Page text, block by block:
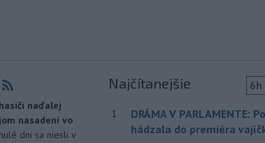
naďalej
nasadení vo
dni sa niesli v
Najčítanejšie 6h
1
DRÁMA V PARLAMENTE:
hádzala do premiéra